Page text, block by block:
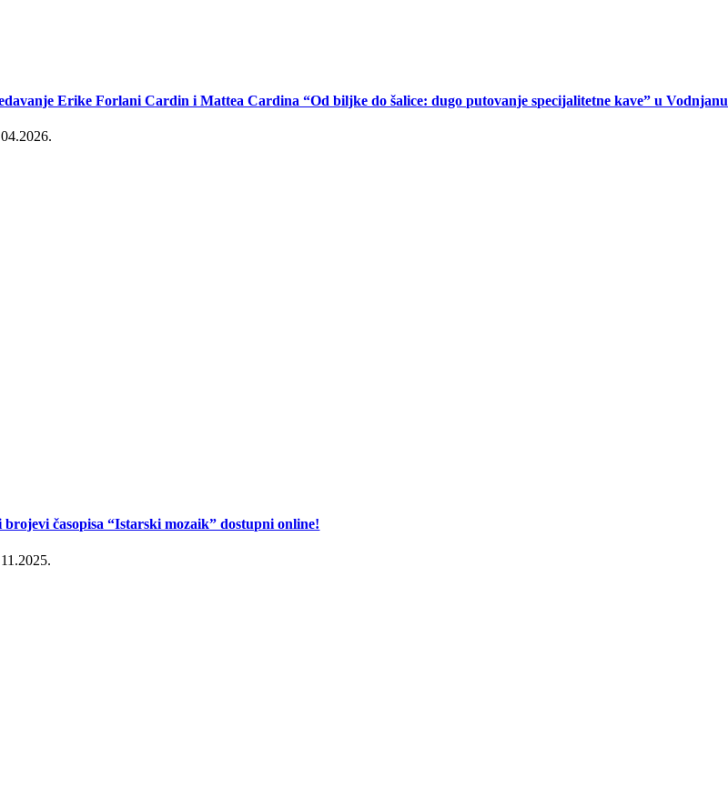
Erike Forlani Cardin i Mattea Cardina “Od biljke do šalice: dugo putovanje specijalitetne kave” u Vodnjanu
brojevi časopisa “Istarski mozaik” dostupni online!